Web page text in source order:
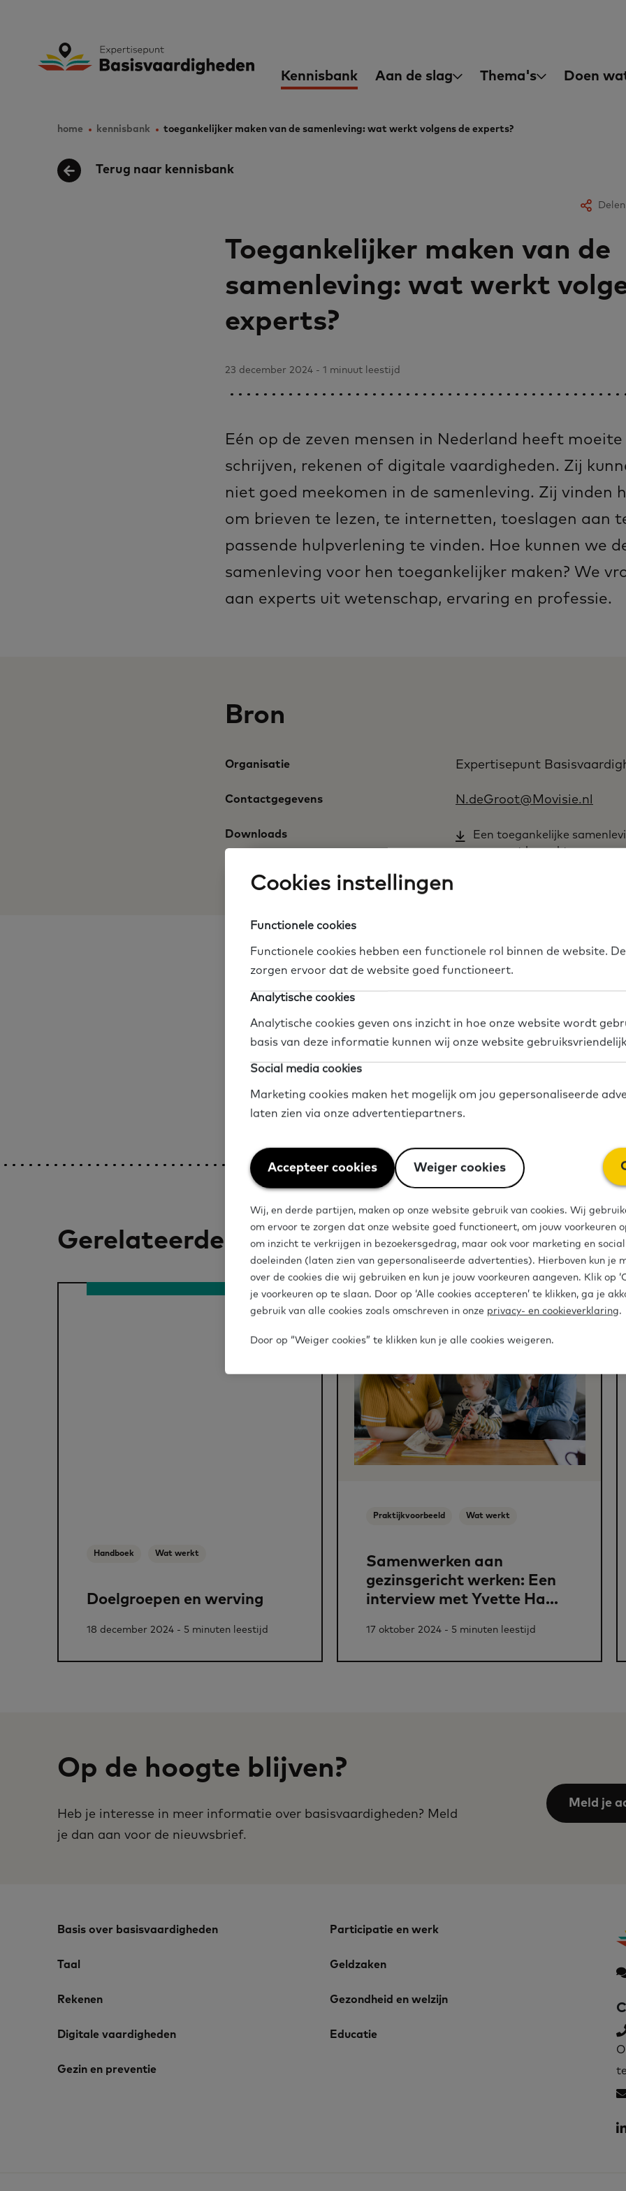
main
Expertisepunt Basisvaardigheden
Main
Kennisbank Aan de slag Thema's Doen
Breadcrumb
home kennisbank toegankelijker maken van de samenleving: wat werkt volgens de experts?
Terug naar kennisbank
Delen
Toegankelijker maken van de
samenleving: wat werkt
experts?
23 december 2024 - 1 minuut leestijd
Eén op de zeven mensen in Nederland heeft
schrijven, rekenen of digitale vaardigheden. Zij
niet goed meekomen in de samenleving. Zij vinden
om brieven te lezen, te internetten, toeslagen aan
passende hulpverlening te vinden. Hoe kunnen we
samenleving voor hen toegankelijker maken? We
aan experts uit wetenschap, ervaring en professie.
Bron
Organisatie Expertisepunt
Contactgegevens N.deGroot@Movisie.nl
Downloads
Een toegankelijke
mensen met beperkte
Dagelijks leven en vrije tijd Digitale vaardigheden Lezen en schrijven Rekenen
Deel op social media Deel op Twitter
Deel op Facebook
Deel op LinkedIn
Gerelateerde artikelen
Handboek Wat werkt
Doelgroepen en werving
18 december 2024 - 5 minuten leestijd
Praktijkvoorbeeld Wat werkt
Samenwerken aan
gezinsgericht werken: Een
interview met Yvette Ha...
17 oktober 2024 - 5 minuten leestijd
Op de hoogte blijven?
Heb je interesse in meer informatie over basisvaardigheden? Meld
je dan aan voor de nieuwsbrief.
Meld je
Basis over basisvaardigheden Participatie en werk
Taal Geldzaken
Rekenen Gezondheid en welzijn
Digitale vaardigheden Educatie
Gezin en preventie
Cookies instellingen
Functionele cookies
Functionele cookies hebben een functionele rol binnen de website.
zorgen ervoor dat de website goed functioneert.
Analytische cookies
Analytische cookies geven ons inzicht in hoe onze website wordt
basis van deze informatie kunnen wij onze website
Social media cookies
Marketing cookies maken het mogelijk om jou gepersonaliseerde
laten zien via onze advertentiepartners.
Accepteer cookies Weiger cookies
Weiger
cookies
Wij, en derde partijen, maken op onze website gebruik van cookies. Wij
om ervoor te zorgen dat onze website goed functioneert, om jouw voorkeuren
om inzicht te verkrijgen in bezoekersgedrag, maar ook voor marketing en
doeleinden (laten zien van gepersonaliseerde advertenties). Hierboven kun je
over de cookies die wij gebruiken en kun je jouw voorkeuren aangeven. Klik op
je voorkeuren op te slaan. Door op ‘Alle cookies accepteren’ te klikken, ga je
gebruik van alle cookies zoals omschreven in onze privacy- en cookieverklaring.
Door op “Weiger cookies” te klikken kun je alle cookies weigeren.